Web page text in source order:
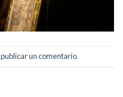
publicar un comentario.